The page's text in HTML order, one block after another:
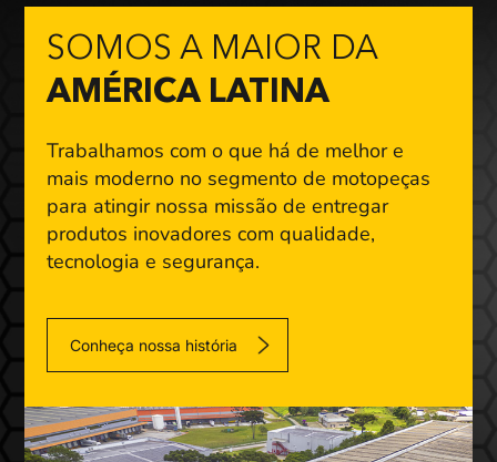
SOMOS A MAIOR DA
AMÉRICA LATINA
Trabalhamos com o que há de melhor e
mais moderno no segmento de motopeças
para atingir nossa missão de entregar
produtos inovadores com qualidade,
tecnologia e segurança.
Conheça nossa história